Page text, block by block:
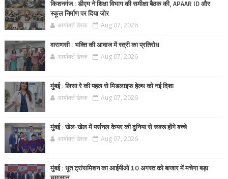
किशनगंज : डीएम ने शिक्षा विभाग की समीक्षा बैठक की, APAAR ID और
स्कूल निर्माण पर दिया जोर
आर्यावर्त डेस्क Aug 07, 2026
वाराणसी : भक्ति की आवाज में स्त्री का प्रतिरोध
आर्यावर्त डेस्क Aug 07, 2026
मुंबई : लिसा रे की पहल से मिडलाइफ हेल्थ को नई दिशा
आर्यावर्त डेस्क Aug 07, 2026
मुंबई : खेल-खेल में पर्सनल केयर की दुनिया से रूबरू होंगे बच्चे
आर्यावर्त डेस्क Aug 07, 2026
मुंबई : धूत ट्रांसमिशन का आईपीओ 10 अगस्त को बाजार में मचेगा बड़ा